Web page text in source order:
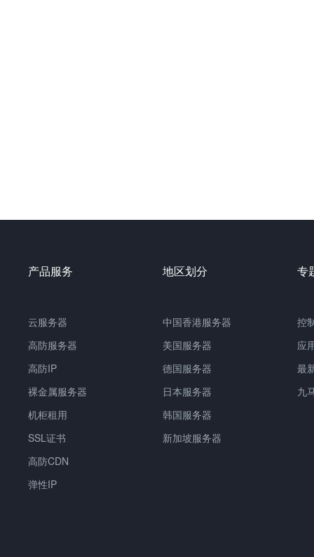
产品服务
云服务器
高防服务器
高防IP
裸金属服务器
机柜租用
SSL证书
高防CDN
弹性IP
地区划分
中国香港服务器
美国服务器
德国服务器
日本服务器
韩国服务器
新加坡服务器
专
控
应
最
九